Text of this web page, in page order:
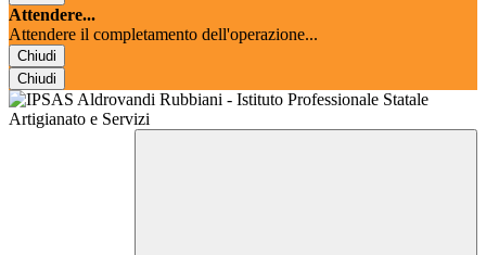
Attendere...
Attendere il completamento dell'operazione...
Chiudi
Chiudi